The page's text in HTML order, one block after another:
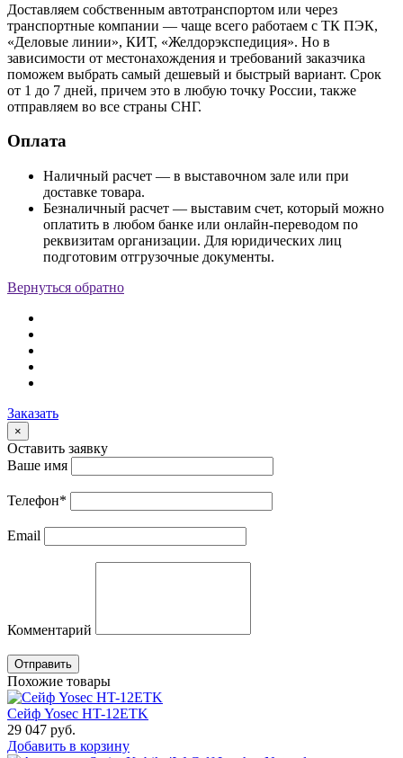
Доставляем собственным автотранспортом или через
транспортные компании — чаще всего работаем с ТК ПЭК,
«Деловые линии», КИТ, «Желдорэкспедиция». Но в
зависимости от местонахождения и требований заказчика
поможем выбрать самый дешевый и быстрый вариант. Срок
от 1 до 7 дней, причем это в любую точку России, также
отправляем во все страны СНГ.
Оплата
Наличный расчет — в выставочном зале или при
доставке товара.
Безналичный расчет — выставим счет, который можно
оплатить в любом банке или онлайн-переводом по
реквизитам организации. Для юридических лиц
подготовим отгрузочные документы.
Вернуться обратно
Заказать
×
Оставить заявку
Ваше имя
Телефон*
Email
Комментарий
Отправить
Похожие товары
Сейф Yosec HT-12ETK
29 047 руб.
Добавить в корзину